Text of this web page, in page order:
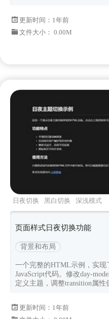
更新时间： 1年前
文件大小： 0.00M
日夜切换 黑白切换 深浅模式
页面样式日夜切换功能
背景和布局
一个完整的HTML示例，实现
JavaScript代码。修改day-
定义主题，调整transition属性
更新时间： 1年前